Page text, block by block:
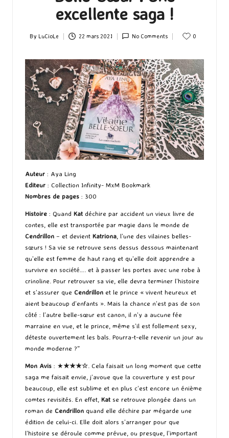
excellente saga !
Posted
By LuCioLe 22 mars 2021 No Comments 0
Auteur : Aya Ling
Editeur : Collection Infinity- MxM Bookmark
Nombres de pages : 300
Histoire : Quand Kat déchire par accident un vieux livre de
contes, elle est transportée par magie dans le monde de
Cendrillon – et devient Katriona, l’une des vilaines belles-
sœurs ! Sa vie se retrouve sens dessus dessous maintenant
qu’elle est femme de haut rang et qu’elle doit apprendre a
survivre en société…. et à passer les portes avec une robe à
crinoline. Pour retrouver sa vie, elle devra terminer l’histoire
et s’assurer que Cendrillon et le prince « vivent heureux et
aient beaucoup d’enfants ». Mais la chance n’est pas de son
côté : l’autre belle-sœur est canon, il n’y a aucune fée
marraine en vue, et le prince, même s’il est follement sexy,
déteste ouvertement les bals. Pourra-t-elle revenir un jour au
monde moderne ?”
Mon Avis : ★★★★☆. Cela faisait un long moment que cette
saga me faisait envie, j’avoue que la couverture y est pour
beaucoup, elle est sublime et en plus c’est encore un énième
comtes revisités. En effet, Kat se retrouve plongée dans un
roman de Cendrillon quand elle déchire par mégarde une
édition de celui-ci. Elle doit alors s’arranger pour que
l’histoire se déroule comme prévue, ou presque, l’important